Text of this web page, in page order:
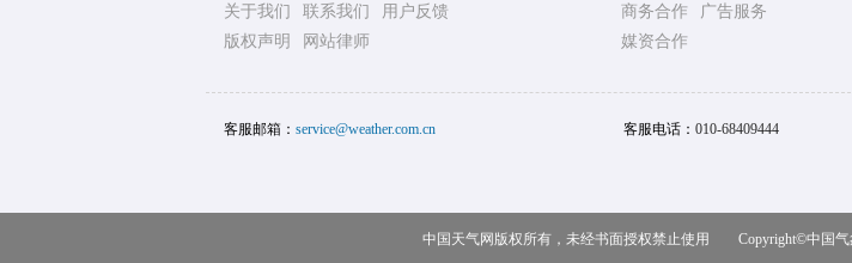
关于我们 联系我们
用户反馈
版权声明
网站律师
商务合作
广告服务
媒资合作
客服邮箱： service@weather.com.cn 客服电话： 010-68409444
中国天气网版权所有，未经书面授权禁止使用 Copyright©中国